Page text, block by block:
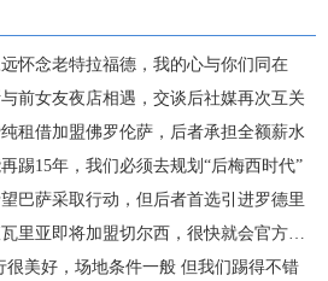
怀念老特拉福德，我的心与你们同在
前女友夜店相遇，交谈后社媒再次互关
租借加盟佛罗伦萨，后者承担全额薪水
踢15年，我们必须去规划“后梅西时代”
巴萨采取行动，但后者首选引进罗德里
亚即将加盟切尔西，很快就会官方宣布
很美好，场地条件一般 但我们踢得不错